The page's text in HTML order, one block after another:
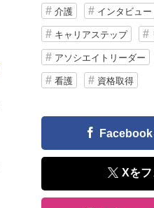
介護 インタビュー
キャリアステップ
アソシエイトリーダー
看護 資格取得
Xを